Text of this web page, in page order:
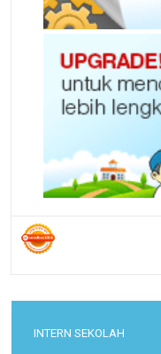
INTERN SEKOLAH